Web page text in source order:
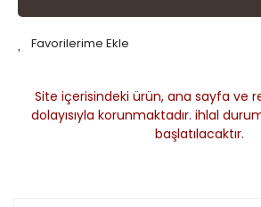
Site içerisindeki ürün, ana sayfa ve
dolayısıyla korunmaktadır. ihlal
başlatılacaktır.